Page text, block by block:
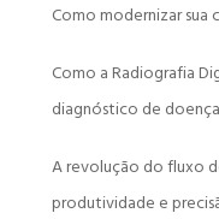
Como modernizar
Como a Radiografia
diagnóstico de
A revolução do fluxo
produtividade e